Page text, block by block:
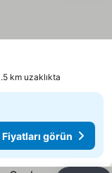
km uzaklıkta
Fiyatları görün